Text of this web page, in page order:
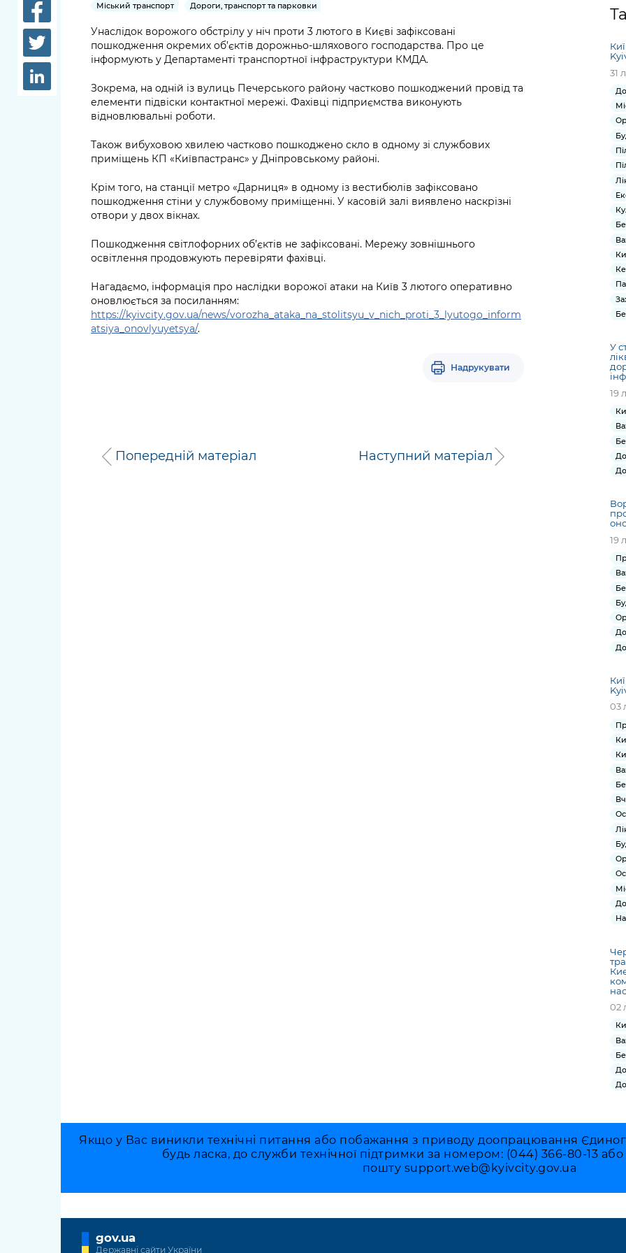
Рішення та розпорядження
перебувають на погодженні
КМВА
Статистика
Звернення громадян
Регуляторна діяльність
довідки
Лікарні та медицина
Освіта та навчальні
Дороги, транспорт та
Навколишнє
Безпека та
Ритуальні послуги
foreigners
Громадський
бюджет
обмеженим
доступом
Подати запит
онлайн
нормативно-
ся на
from
KCSA
Міський транспорт
Дороги, транспорт та парковки
Унаслідок ворожого обстрілу у ніч проти 3 лютого в Києві зафіксовані
пошкодження окремих об’єктів дорожньо-шляхового господарства. Про це
інформують у Департаменті транспортної інфраструктури КМДА.
Зокрема, на одній із вулиць Печерського району частково пошкоджений провід та
елементи підвіски контактної мережі. Фахівці підприємства виконують
відновлювальні роботи.
Також вибуховою хвилею частково пошкоджено скло в одному зі службових
приміщень КП «Київпастранс» у Дніпровському районі.
Крім того, на станції метро «Дарниця» в одному із вестибюлів зафіксовано
пошкодження стіни у службовому приміщенні. У касовій залі виявлено наскрізні
отвори у двох вікнах.
Пошкодження світлофорних об’єктів не зафіксовані. Мережу зовнішнього
освітлення продовжують перевіряти фахівці.
Нагадаємо, інформація про наслідки ворожої атаки на Київ 3 лютого оперативно
оновлюється за посиланням:
https://kyivcity.gov.ua/news/vorozha_ataka_na_stolitsyu_v_nich_proti_3_lyutogo_inform
atsiya_onovlyuyetsya/.
Надрукувати
Попередній матеріал Наступний матеріал
31
У
19
19
03
02
Якщо у Вас виникли технічні питання або побажання з приводу доопрацювання
будь ласка, до служби технічної підтримки за номером: (044) 366-80-13
пошту support.web@kyivcity.gov.ua
gov.ua
Державні сайти України